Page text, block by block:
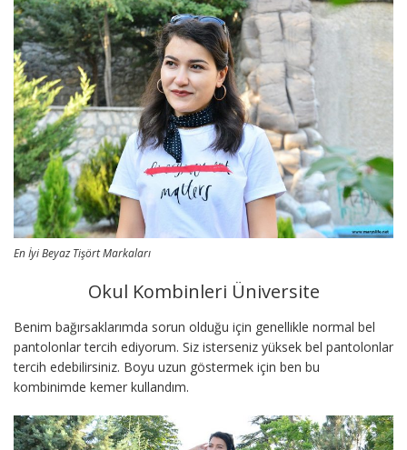
En İyi Beyaz Tişört Markaları
Okul Kombinleri Üniversite
Benim bağırsaklarımda sorun olduğu için genellikle normal bel
pantolonlar tercih ediyorum. Siz isterseniz yüksek bel pantolonlar
tercih edebilirsiniz. Boyu uzun göstermek için ben bu
kombinimde kemer kullandım.